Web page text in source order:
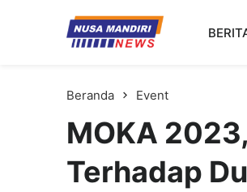
Kampus Digital
Universitas Nusa Mandiri
Beranda Event
MOKA
Terhadap